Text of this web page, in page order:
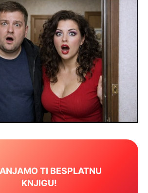
TI BESPLATNU
KNJIGU!